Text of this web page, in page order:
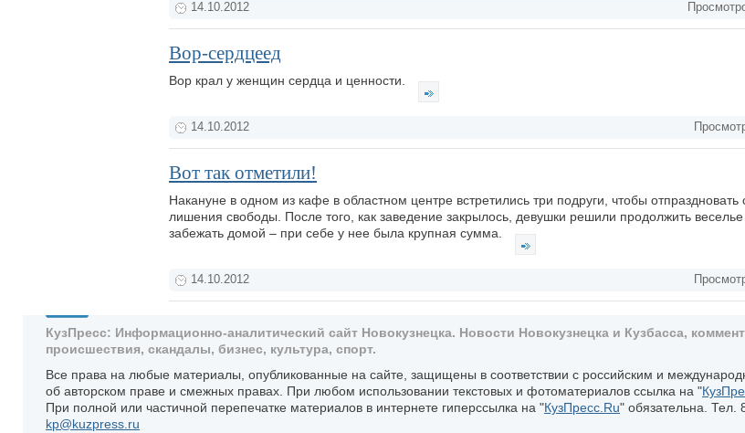
14.10.2012
Вор-сердцеед
Вор крал у женщин сердца и ценности.
14.10.2012
Вот так отметили!
Накануне в одном из кафе в областном центре встретились три подруги, чтобы
лишения свободы. После того, как заведение закрылось, девушки решили продолжить
забежать домой – при себе у нее была крупная сумма.
14.10.2012
КузПресс: Информационно-аналитический сайт Новокузнецка. Новости Новокузнецка и Кузбасса,
происшествия, скандалы, бизнес, культура, спорт.
Все права на любые материалы, опубликованные на сайте, защищены в соответствии с российским и
об авторском праве и смежных правах. При любом использовании текстовых и фотоматериалов ссылка на "
При полной или частичной перепечатке материалов в интернете гиперссылка на "КузПресс.Ru" обязательна. Тел.
kp@kuzpress.ru